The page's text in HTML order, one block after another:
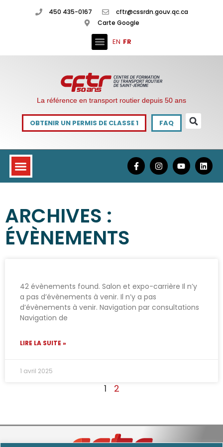
450 435-0167
cftr@cssrdn.gouv.qc.ca
Carte Google
EN FR
La référence en transport routier depuis 50 ans
OBTENIR UN PERMIS DE CLASSE 1 FAQ
ARCHIVES :
ÉVÈNEMENTS
42 évènements found. Salon et expo-carrière Il n’y
a pas d’évènements à venir. Il n’y a pas
d’évènements à venir. Navigation par consultations
Navigation de
LIRE LA SUITE »
1 avril 2025
1 2